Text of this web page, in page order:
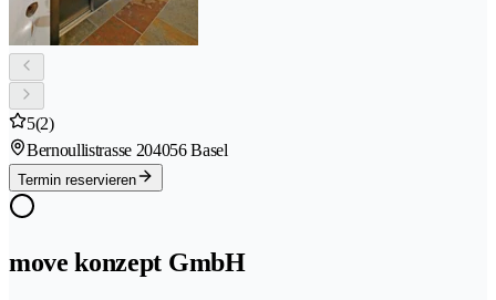
5(2)
Bernoullistrasse 204056 Basel
Termin reservieren
move konzept GmbH